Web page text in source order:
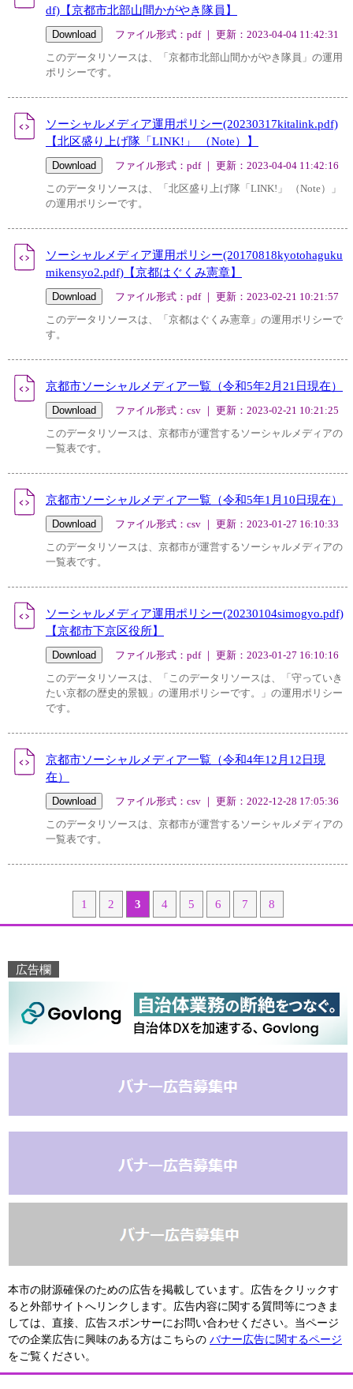
df)【京都市北部山間かがやき隊員】
ファイル形式：pdf ｜ 更新：2023-04-04 11:42:31
このデータリソースは、「京都市北部山間かがやき隊員」の運用
ポリシーです。
ソーシャルメディア運用ポリシー(20230317kitalink.pdf)
【北区盛り上げ隊「LINK!」 （Note）】
ファイル形式：pdf ｜ 更新：2023-04-04 11:42:16
このデータリソースは、「北区盛り上げ隊「LINK!」 （Note）」
の運用ポリシーです。
ソーシャルメディア運用ポリシー(20170818kyotohaguku
mikensyo2.pdf)【京都はぐくみ憲章】
ファイル形式：pdf ｜ 更新：2023-02-21 10:21:57
このデータリソースは、「京都はぐくみ憲章」の運用ポリシーで
す。
京都市ソーシャルメディア一覧（令和5年2月21日現在）
ファイル形式：csv ｜ 更新：2023-02-21 10:21:25
このデータリソースは、京都市が運営するソーシャルメディアの
一覧表です。
京都市ソーシャルメディア一覧（令和5年1月10日現在）
ファイル形式：csv ｜ 更新：2023-01-27 16:10:33
このデータリソースは、京都市が運営するソーシャルメディアの
一覧表です。
ソーシャルメディア運用ポリシー(20230104simogyo.pdf)
【京都市下京区役所】
ファイル形式：pdf ｜ 更新：2023-01-27 16:10:16
このデータリソースは、「このデータリソースは、「守っていき
たい京都の歴史的景観」の運用ポリシーです。」の運用ポリシー
です。
京都市ソーシャルメディア一覧（令和4年12月12日現
在）
ファイル形式：csv ｜ 更新：2022-12-28 17:05:36
このデータリソースは、京都市が運営するソーシャルメディアの
一覧表です。
1 2 3 4 5 6 7 8
広告欄
本市の財源確保のための広告を掲載しています。広告をクリックす
ると外部サイトへリンクします。広告内容に関する質問等につきま
しては、直接、広告スポンサーにお問い合わせください。当ページ
での企業広告に興味のある方はこちらの バナー広告に関するページ
をご覧ください。